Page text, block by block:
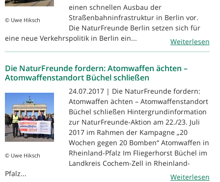
© Uwe Hiksch
einen schnellen Ausbau der
Straßenbahninfrastruktur in Berlin vor.
Die NaturFreunde Berlin setzen sich für
eine neue Verkehrspolitik in Berlin ein...
Weiterlesen
Die NaturFreunde fordern: Atomwaffen ächten –
Atomwaffenstandort Büchel schließen
© Uwe Hiksch
24.07.2017 | Die NaturFreunde fordern:
Atomwaffen ächten – Atomwaffenstandort
Büchel schließen Hintergrundinformation
zur NaturFreunde-Aktion am 22./23. Juli
2017 im Rahmen der Kampagne „20
Wochen gegen 20 Bomben“ Atomwaffen in
Rheinland-Pfalz Im Fliegerhorst Büchel im
Landkreis Cochem-Zell in Rheinland-
Pfalz...
Weiterlesen